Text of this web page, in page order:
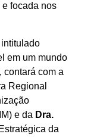
focada nos
em um mundo
contará com a
Regional
e da Dra.
da